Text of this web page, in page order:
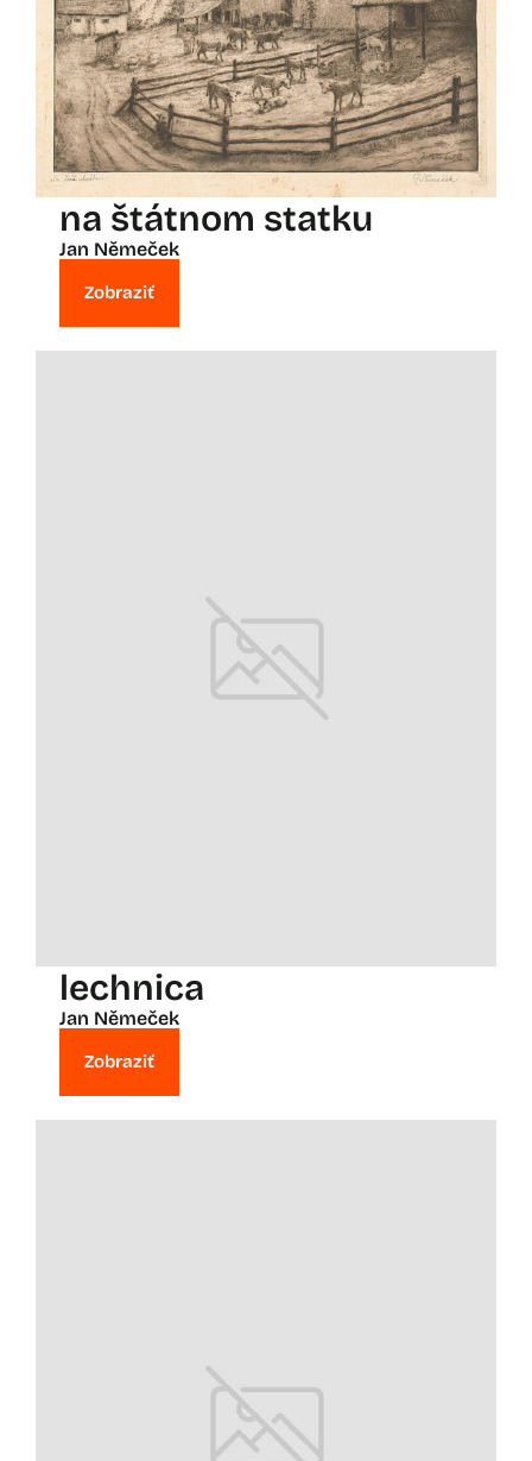
na štátnom statku
Jan Němeček
Zobraziť
lechnica
Jan Němeček
Zobraziť